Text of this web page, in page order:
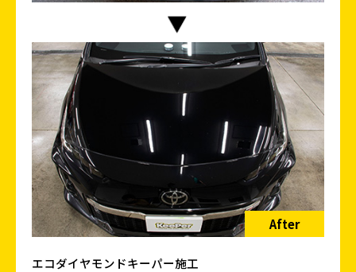
After
エコダイヤモンドキーパー施工